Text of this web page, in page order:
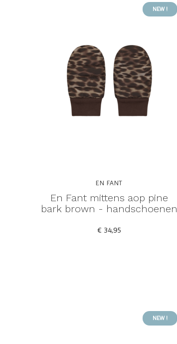
NEW !
EN FANT
En Fant mittens aop pine
bark brown - handschoenen
€ 34,95
NEW !